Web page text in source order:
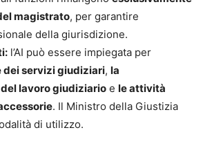
online:modelli, guide
inclusi nei 24 mesi
pubblicazione
Panucci
magistrato, per garantire
della giurisdizione.
l’AI può essere impiegata per
dei servizi giudiziari, la
lavoro giudiziario e le attività
. Il Ministro della Giustizia
di utilizzo.